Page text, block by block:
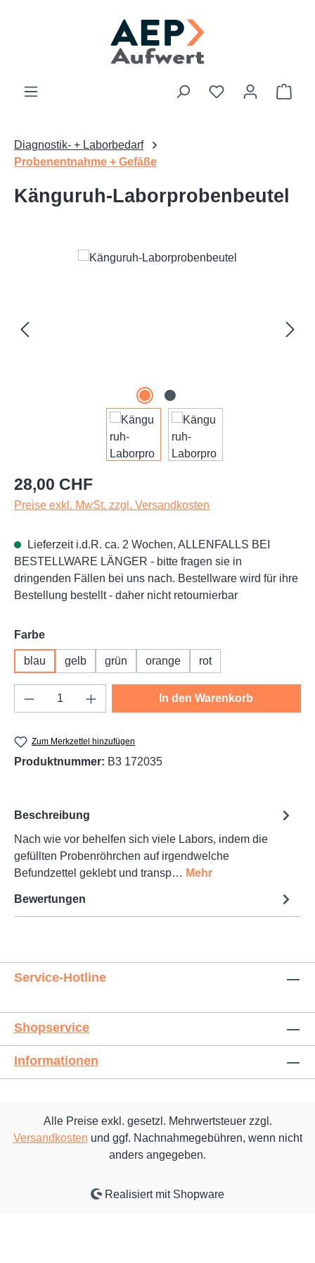
Du hast 0
Diagnostik- + Laborbedarf
Probenentnahme + Gefäße
Känguruh-Laborprobenbeutel
Bildergalerie überspringen
Regulärer Preis:
28,00 CHF
Preise exkl. MwSt. zzgl. Versandkosten
Lieferzeit i.d.R. ca. 2 Wochen, ALLENFALLS BEI
BESTELLWARE LÄNGER - bitte fragen sie in
dringenden Fällen bei uns nach. Bestellware wird für ihre
Bestellung bestellt - daher nicht retournierbar
Farbeauswählen
blau gelb grün orange rot
Produkt Anzahl: Gib den gewünschten
In den Warenkorb
Zum Merkzettel hinzufügen
Produktnummer: B3 172035
Beschreibung
Nach wie vor behelfen sich viele Labors, indem die
gefüllten Probenröhrchen auf irgendwelche
Befundzettel geklebt und transp… Mehr
Bewertungen
Service-Hotline
Shopservice
Informationen
Alle Preise exkl. gesetzl. Mehrwertsteuer zzgl.
Versandkosten und ggf. Nachnahmegebühren, wenn nicht
anders angegeben.
Realisiert mit Shopware